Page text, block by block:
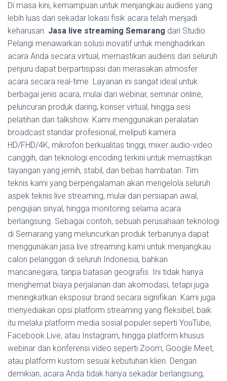
Di masa kini, kemampuan untuk menjangkau audiens yang
lebih luas dari sekadar lokasi fisik acara telah menjadi
keharusan. Jasa live streaming Semarang dari Studio
Pelangi menawarkan solusi inovatif untuk menghadirkan
acara Anda secara virtual, memastikan audiens dari seluruh
penjuru dapat berpartisipasi dan merasakan atmosfer
acara secara real-time. Layanan ini sangat ideal untuk
berbagai jenis acara, mulai dari webinar, seminar online,
peluncuran produk daring, konser virtual, hingga sesi
pelatihan dan talkshow. Kami menggunakan peralatan
broadcast standar profesional, meliputi kamera
HD/FHD/4K, mikrofon berkualitas tinggi, mixer audio-video
canggih, dan teknologi encoding terkini untuk memastikan
tayangan yang jernih, stabil, dan bebas hambatan. Tim
teknis kami yang berpengalaman akan mengelola seluruh
aspek teknis live streaming, mulai dari persiapan awal,
pengujian sinyal, hingga monitoring selama acara
berlangsung. Sebagai contoh, sebuah perusahaan teknologi
di Semarang yang meluncurkan produk terbarunya dapat
menggunakan jasa live streaming kami untuk menjangkau
calon pelanggan di seluruh Indonesia, bahkan
mancanegara, tanpa batasan geografis. Ini tidak hanya
menghemat biaya perjalanan dan akomodasi, tetapi juga
meningkatkan eksposur brand secara signifikan. Kami juga
menyediakan opsi platform streaming yang fleksibel, baik
itu melalui platform media sosial populer seperti YouTube,
Facebook Live, atau Instagram, hingga platform khusus
webinar dan konferensi video seperti Zoom, Google Meet,
atau platform kustom sesuai kebutuhan klien. Dengan
demikian, acara Anda tidak hanya sekadar berlangsung,